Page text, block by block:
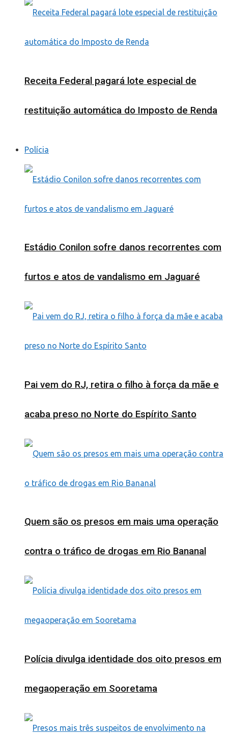
Receita Federal pagará lote especial de
restituição automática do Imposto de Renda
Polícia
Estádio Conilon sofre danos recorrentes com
furtos e atos de vandalismo em Jaguaré
Pai vem do RJ, retira o filho à força da mãe e
acaba preso no Norte do Espírito Santo
Quem são os presos em mais uma operação
contra o tráfico de drogas em Rio Bananal
Polícia divulga identidade dos oito presos em
megaoperação em Sooretama